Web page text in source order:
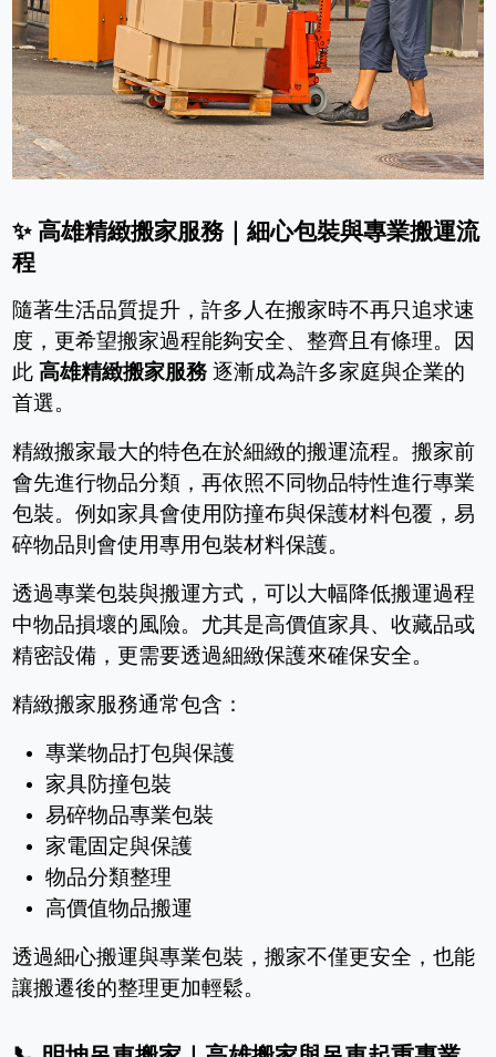
✨ 高雄精緻搬家服務｜細心包裝與專業搬運流
程
隨著生活品質提升，許多人在搬家時不再只追求速
度，更希望搬家過程能夠安全、整齊且有條理。因
此 高雄精緻搬家服務 逐漸成為許多家庭與企業的
首選。
精緻搬家最大的特色在於細緻的搬運流程。搬家前
會先進行物品分類，再依照不同物品特性進行專業
包裝。例如家具會使用防撞布與保護材料包覆，易
碎物品則會使用專用包裝材料保護。
透過專業包裝與搬運方式，可以大幅降低搬運過程
中物品損壞的風險。尤其是高價值家具、收藏品或
精密設備，更需要透過細緻保護來確保安全。
精緻搬家服務通常包含：
專業物品打包與保護
家具防撞包裝
易碎物品專業包裝
家電固定與保護
物品分類整理
高價值物品搬運
透過細心搬運與專業包裝，搬家不僅更安全，也能
讓搬遷後的整理更加輕鬆。